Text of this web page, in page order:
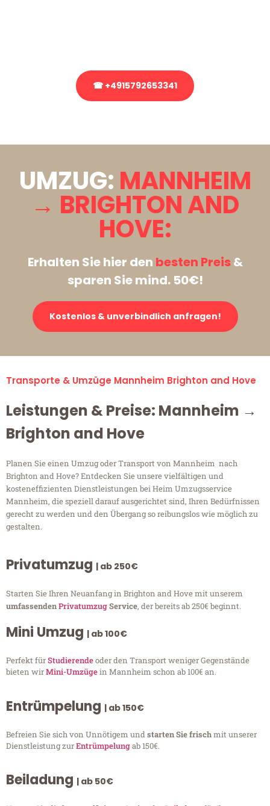
☎ +4915792653341
UMZUG: MANNHEIM
→ BRIGHTON AND
HOVE:
Erhalten Sie hier den besten Preis&
sparen Sie mind. 50€!
Kostenlos & unverbindlich anfragen!
Transporte & Umzüge Mannheim Brighton and Hove
Leistungen & Preise: Mannheim →
Brighton and Hove
Planen Sie einen Umzug oder Transport von Mannheim nach
Brighton and Hove? Entdecken Sie unsere vielfältigen und
kosteneffizienten Dienstleistungen bei Heim Umzugsservice
Mannheim, die speziell darauf ausgerichtet sind, Ihren Bedürfnissen
gerecht zu werden und den Übergang so reibungslos wie möglich zu
gestalten.
Privatumzug | ab 250€
Starten Sie Ihren Neuanfang in Brighton and Hove mit unserem
umfassendenPrivatumzugService, der bereits ab 250€ beginnt.
Mini Umzug | ab 100€
Perfekt fürStudierendeoder den Transport weniger Gegenstände
bieten wirMini-Umzügein Mannheim schon ab 100€ an.
Entrümpelung | ab 150€
Befreien Sie sich von Unnötigem undstarten Sie frischmit unserer
Dienstleistung zurEntrümpelungab 150€.
Beiladung | ab 50€